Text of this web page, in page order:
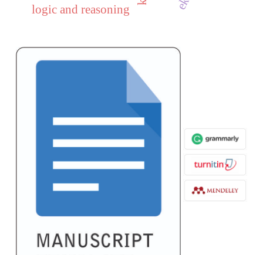
logic and reasoning